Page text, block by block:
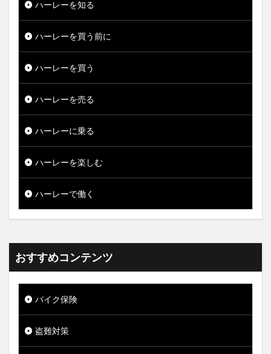
ハーレーを知る
ハーレーを買う前に
ハーレーを買う
ハーレーを売る
ハーレーに乗る
ハーレーを楽しむ
ハーレーで働く
おすすめコンテンツ
バイク保険
盗難対策